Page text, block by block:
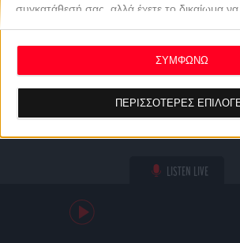
συγκατάθεσή σας, αλλά έχετε το δικαίωμα να
ανακαλέσετε τη συγκατάθεσή σας ανά πάσα
επιστρέφοντας σε αυτόν τον ιστότοπο και
κουμπί "Απορρήτου" στο κάτω μέρος της
ΠΕΡΙΣΣΟΤΕΡΕΣ
ΣΥΜΦΩΝΩ
LISTEN LIVE